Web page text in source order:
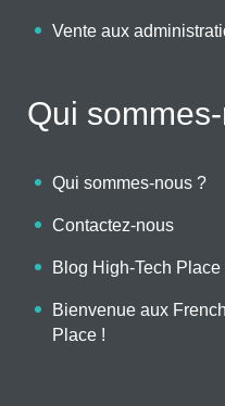
Vente aux
Qui
Qui sommes-nous ?
Contactez-nous
Blog High-Tech Place
Bienvenue aux
Place !